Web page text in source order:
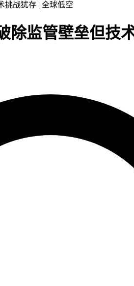
挑战犹存 | 全球低空
监管壁垒但技